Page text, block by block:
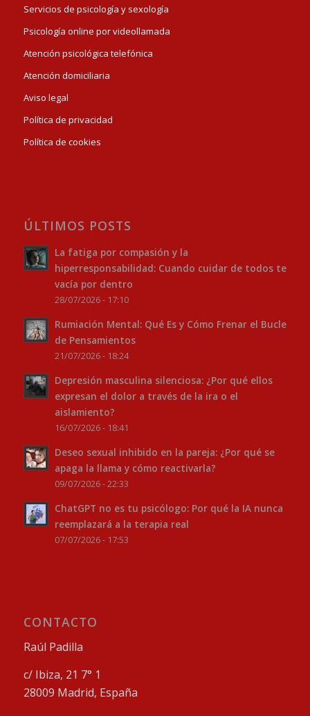
Servicios de psicología y sexología
Psicología online por videollamada
Atención psicológica telefónica
Atención domiciliaria
Aviso legal
Política de privacidad
Política de cookies
ÚLTIMOS POSTS
La fatiga por compasión y la
hiperresponsabilidad: Cuando cuidar de todos te
vacía por dentro
28/07/2026 - 17:10
Rumiación Mental: Qué Es y Cómo Frenar el Bucle
de Pensamientos
21/07/2026 - 18:24
Depresión masculina silenciosa: ¿Por qué ellos
expresan el dolor a través de la ira o el
aislamiento?
16/07/2026 - 18:41
Deseo sexual inhibido en la pareja: ¿Por qué se
apaga la llama y cómo reactivarla?
09/07/2026 - 22:33
ChatGPT no es tu psicólogo: Por qué la IA nunca
reemplazará a la terapia real
07/07/2026 - 17:53
CONTACTO
Raúl Padilla
c/ Ibiza, 21 7° 1
28009 Madrid, España